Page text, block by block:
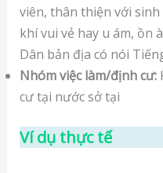
viên, thân thiện với
khí vui vẻ hay u ám, ồn
Dân bản địa có nói
Nhóm việc làm/định cư:
cư tại nước sở tại
Ví dụ thực tế